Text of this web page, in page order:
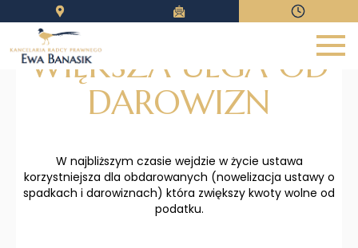
Strona główna
Forma usług
WIĘKSZA ULGA OD
DAROWIZN
W najbliższym czasie wejdzie w życie ustawa
korzystniejsza dla obdarowanych (nowelizacja ustawy o
spadkach i darowiznach) która zwiększy kwoty wolne od
podatku.